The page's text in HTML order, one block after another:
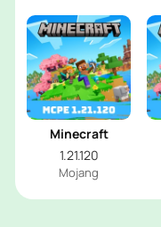
Minecraft
1.21.120
Mojang